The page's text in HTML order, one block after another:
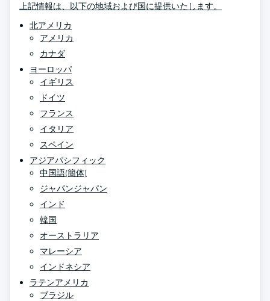
上記情報は、以下の地域および国に提供いたします。
北アメリカ
アメリカ
カナダ
ヨーロッパ
イギリス
ドイツ
フランス
イタリア
スペイン
アジアパシフィック
中国語(簡体)
ジャパンジャパン
インド
韓国
オーストラリア
マレーシア
インドネシア
ラテンアメリカ
ブラジル